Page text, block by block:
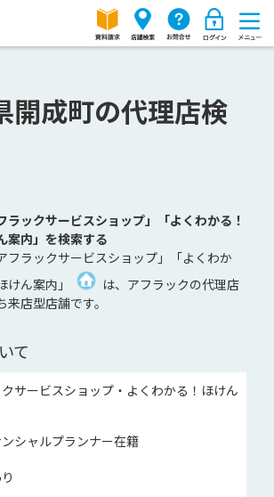
開成町の代理店検
ラックサービスショップ」「よくわかる！
案内」を検索する
フラックサービスショップ」「よくわか
けん案内」
は、アフラックの代理店
来店型店舗です。
て
サービスショップ・よくわかる！ほけん
シャルプランナー在籍